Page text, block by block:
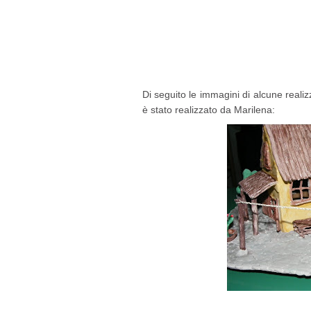
Di seguito le immagini di alcune
è stato realizzato da Marilena: